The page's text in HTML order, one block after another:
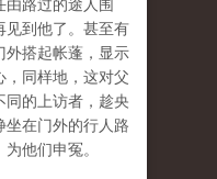
由路过的途人围
见到他了。甚至有
外搭起帐蓬，显示
，同样地，这对父
同的上访者，趁央
坐在门外的行人路
他们申冤。